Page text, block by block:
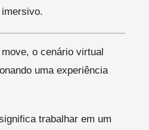
o cenário virtual
uma experiência
trabalhar em um